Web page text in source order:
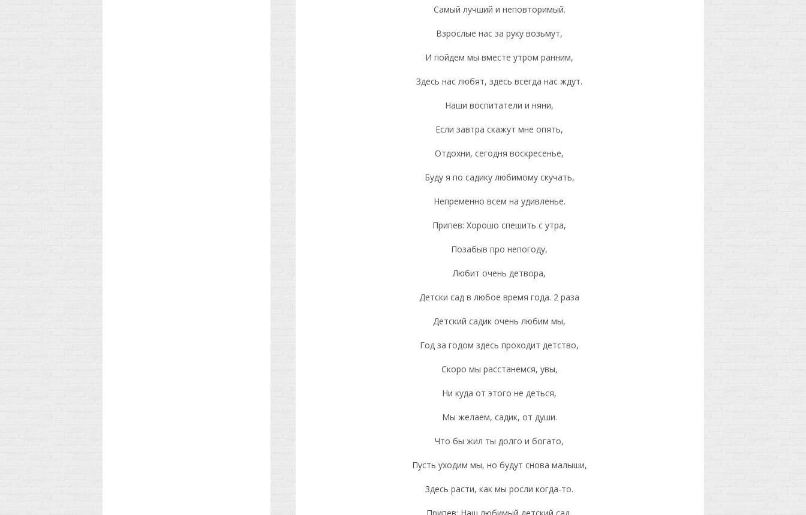
Самый лучший и неповторимый.
Взрослые нас за руку возьмут,
И пойдем мы вместе утром ранним,
Здесь нас любят, здесь всегда нас ждут.
Наши воспитатели и няни,
Если завтра скажут мне опять,
Отдохни, сегодня воскресенье,
Буду я по садику любимому скучать,
Непременно всем на удивленье.
Припев: Хорошо спешить с утра,
Позабыв про непогоду,
Любит очень детвора,
Детски сад в любое время года. 2 раза
Детский садик очень любим мы,
Год за годом здесь проходит детство,
Скоро мы расстанемся, увы,
Ни куда от этого не деться,
Мы желаем, садик, от души.
Что бы жил ты долго и богато,
Пусть уходим мы, но будут снова малыши,
Здесь расти, как мы росли когда-то.